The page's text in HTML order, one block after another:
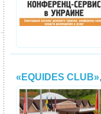
«EQUIDES